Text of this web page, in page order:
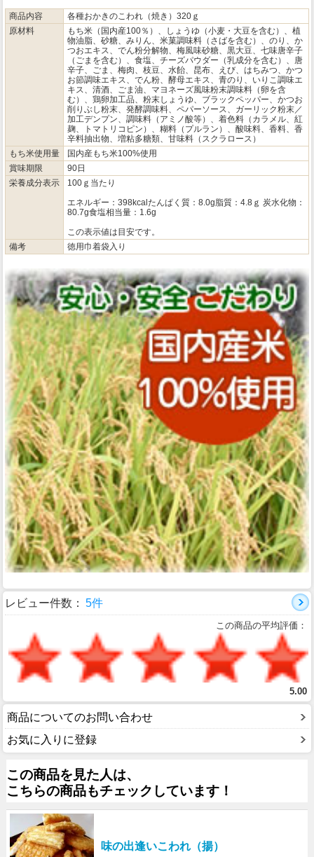
商品内容
各種おかきのこわれ（焼き）320ｇ
原材料
もち米（国内産100％）、しょうゆ（小麦・大豆を含む）、植
物油脂、砂糖、みりん、米菓調味料（さばを含む）、のり、か
つおエキス、でん粉分解物、梅風味砂糖、黒大豆、七味唐辛子
（ごまを含む）、食塩、チーズパウダー（乳成分を含む）、唐
辛子、ごま、梅肉、枝豆、水飴、昆布、えび、はちみつ、かつ
お節調味エキス、でん粉、酵母エキス、青のり、いりこ調味エ
キス、清酒、ごま油、マヨネーズ風味粉末調味料（卵を含
む）、鶏卵加工品、粉末しょうゆ、ブラックペッパー、かつお
削りぶし粉末、発酵調味料、ペパーソース、ガーリック粉末／
加工デンプン、調味料（アミノ酸等）、着色料（カラメル、紅
麹、トマトリコピン）、糊料（プルラン）、酸味料、香料、香
辛料抽出物、増粘多糖類、甘味料（スクラロース）
もち米使用量
国内産もち米100%使用
賞味期限
90日
栄養成分表示
100ｇ当たり
エネルギー：398kcalたんぱく質：8.0g脂質：4.8ｇ 炭水化物：
80.7g食塩相当量：1.6g
この表示値は目安です。
備考
徳用巾着袋入り
レビュー件数： 5件
この商品の平均評価：
5.00
商品についてのお問い合わせ
お気に入りに登録
この商品を見た人は、
こちらの商品もチェックしています！
味の出逢いこわれ（揚）